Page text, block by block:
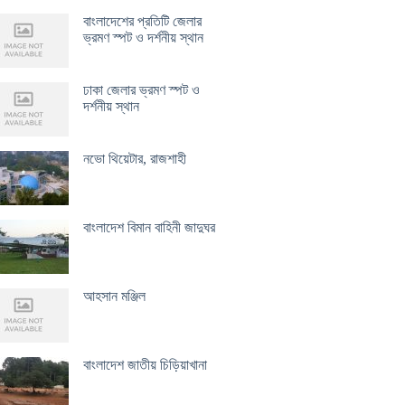
বাংলাদেশের প্রতিটি জেলার
ভ্রমণ স্পট ও দর্শনীয় স্থান
ঢাকা জেলার ভ্রমণ স্পট ও
দর্শনীয় স্থান
নভো থিয়েটার, রাজশাহী
বাংলাদেশ বিমান বাহিনী জাদুঘর
আহসান মঞ্জিল
বাংলাদেশ জাতীয় চিড়িয়াখানা